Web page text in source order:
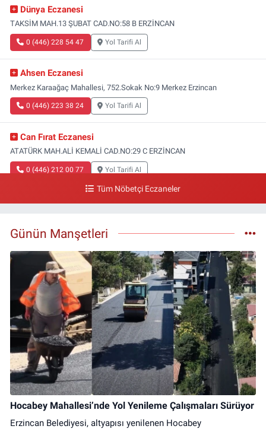
Dünya Eczanesi
TAKSİM MAH.13 ŞUBAT CAD.NO:58 B ERZİNCAN
0 (446) 228 54 47 Yol Tarifi Al
Ahsen Eczanesi
Merkez Karaağaç Mahallesi, 752.Sokak No:9 Merkez Erzincan
0 (446) 223 38 24 Yol Tarifi Al
Can Fırat Eczanesi
ATATÜRK MAH.ALİ KEMALİ CAD.NO:29 C ERZİNCAN
0 (446) 212 00 77 Yol Tarifi Al
0 (446) 212 10 20
Tüm Nöbetçi Eczaneler
Günün Manşetleri
Hocabey Mahallesi’nde Yol Yenileme Çalışmaları Sürüyor
Erzincan Belediyesi, altyapısı yenilenen Hocabey